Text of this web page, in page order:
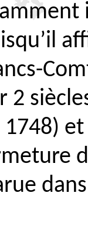
2
1748)